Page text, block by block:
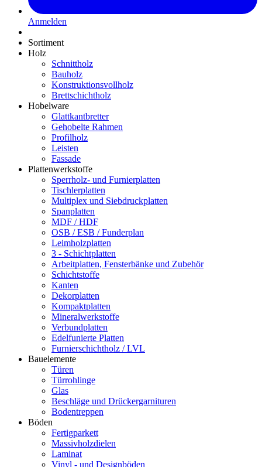
Anmelden
Sortiment
Holz
Schnittholz
Bauholz
Konstruktionsvollholz
Brettschichtholz
Hobelware
Glattkantbretter
Gehobelte Rahmen
Profilholz
Leisten
Fassade
Plattenwerkstoffe
Sperrholz- und Furnierplatten
Tischlerplatten
Multiplex und Siebdruckplatten
Spanplatten
MDF / HDF
OSB / ESB / Funderplan
Leimholzplatten
3 - Schichtplatten
Arbeitplatten, Fensterbänke und Zubehör
Schichtstoffe
Kanten
Dekorplatten
Kompaktplatten
Mineralwerkstoffe
Verbundplatten
Edelfunierte Platten
Furnierschichtholz / LVL
Bauelemente
Türen
Türrohlinge
Glas
Beschläge und Drückergarnituren
Bodentreppen
Böden
Fertigparkett
Massivholzdielen
Laminat
Vinyl - und Designböden